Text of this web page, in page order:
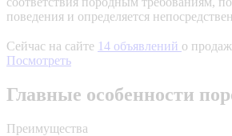
поведения и определяется
Сейчас на сайте 14 объявлений о
Посмотреть
Главные особенности
Преимущества